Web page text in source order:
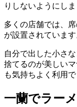
りしないようにしま
多くの店舗では、
が設置されています
自分で出した小さ
捨てるのが美しいマ
も気持ちよく利用
一蘭でラー